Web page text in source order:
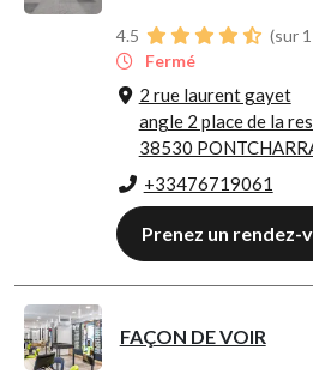
4.5
(sur
Fermé
2 rue laurent gayet
angle 2 place de la
38530
+33476719061
Prenez un rendez-
FAÇON DE VOIR